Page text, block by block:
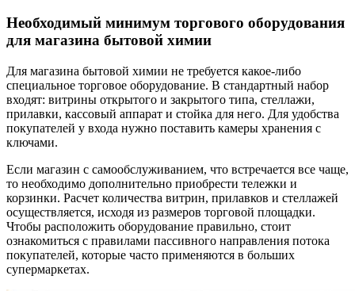
Необходимый минимум торгового оборудования
для магазина бытовой химии
Для магазина бытовой химии не требуется какое-либо
специальное торговое оборудование. В стандартный набор
входят: витрины открытого и закрытого типа, стеллажи,
прилавки, кассовый аппарат и стойка для него. Для удобства
покупателей у входа нужно поставить камеры хранения с
ключами.
Если магазин с самообслуживанием, что встречается все чаще,
то необходимо дополнительно приобрести тележки и
корзинки. Расчет количества витрин, прилавков и стеллажей
осуществляется, исходя из размеров торговой площадки.
Чтобы расположить оборудование правильно, стоит
ознакомиться с правилами пассивного направления потока
покупателей, которые часто применяются в больших
супермаркетах.